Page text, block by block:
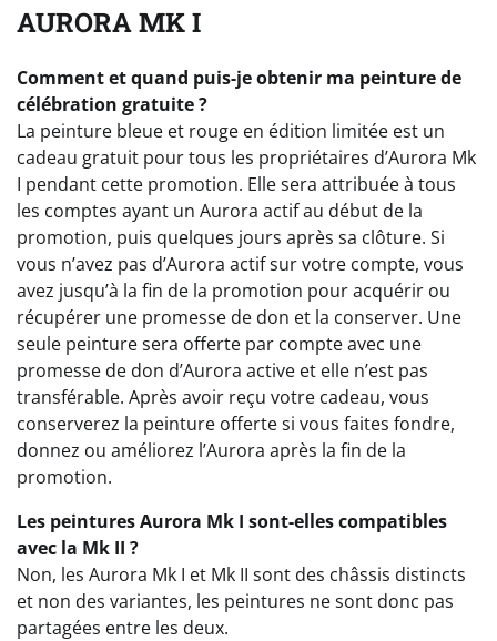
AURORA MK I
Comment et quand puis-je obtenir ma peinture de
célébration gratuite ?
La peinture bleue et rouge en édition limitée est un
cadeau gratuit pour tous les propriétaires d’Aurora Mk
I pendant cette promotion. Elle sera attribuée à tous
les comptes ayant un Aurora actif au début de la
promotion, puis quelques jours après sa clôture. Si
vous n’avez pas d’Aurora actif sur votre compte, vous
avez jusqu’à la fin de la promotion pour acquérir ou
récupérer une promesse de don et la conserver. Une
seule peinture sera offerte par compte avec une
promesse de don d’Aurora active et elle n’est pas
transférable. Après avoir reçu votre cadeau, vous
conserverez la peinture offerte si vous faites fondre,
donnez ou améliorez l’Aurora après la fin de la
promotion.
Les peintures Aurora Mk I sont-elles compatibles
avec la Mk II ?
Non, les Aurora Mk I et Mk II sont des châssis distincts
et non des variantes, les peintures ne sont donc pas
partagées entre les deux.